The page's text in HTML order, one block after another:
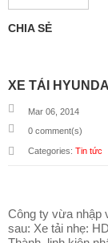
CHIA SẺ
XE TẢI
Mar 06, 2014
0 comment(s)
Categories: Tin tức
Công ty vừa nhập
sau: Xe tải nhẹ: